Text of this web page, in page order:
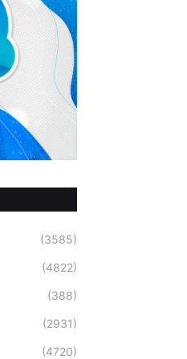
(3585)
(4822)
(388)
(2931)
(4720)